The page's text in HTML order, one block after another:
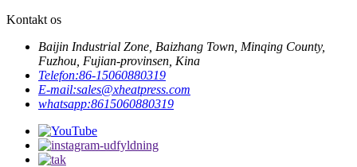
Kontakt os
Baijin Industrial Zone, Baizhang Town, Minqing County,
Fuzhou, Fujian-provinsen, Kina
Telefon:86-15060880319
E-mail:sales@xheatpress.com
whatsapp:8615060880319